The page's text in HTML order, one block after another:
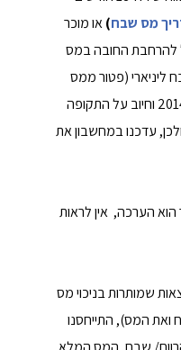
מס שבח)או מוכר
להרחבת החובה במס
(פטור ממס
לזכאים בגין התקופה עד 1 בינואר 2014 וחיוב על התקופה
2014 ואילך) – ולכן, עדכנו במחשבון את
הערכה, אין לראות
שמותרות בניכוי מס
המס), התייחסנו